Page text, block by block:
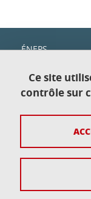
ÉNEPS
Domaine
151, rue de la
38400 Saint-
Plan du site
Ce site
contrôle sur